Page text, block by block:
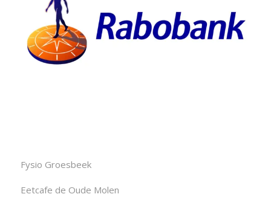
Fysio Groesbeek
Eetcafe de Oude Molen